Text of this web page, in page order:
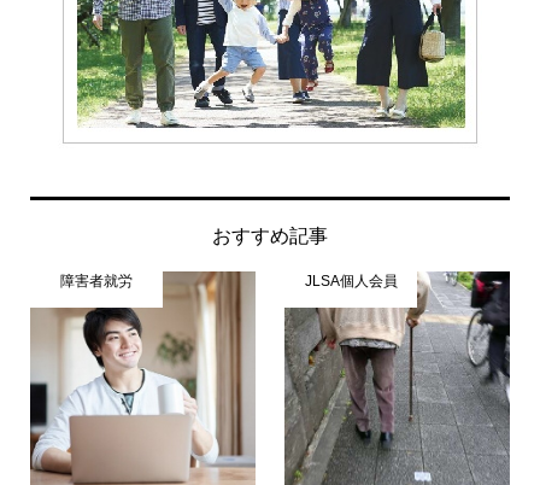
おすすめ記事
障害者就労 JLSA個人会員